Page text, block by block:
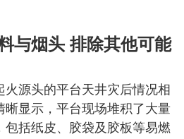
与烟头 排除其他可能
源头的平台天井灾后情况相
晰显示，平台现场堆积了大量
包括纸皮、胶袋及胶板等易燃